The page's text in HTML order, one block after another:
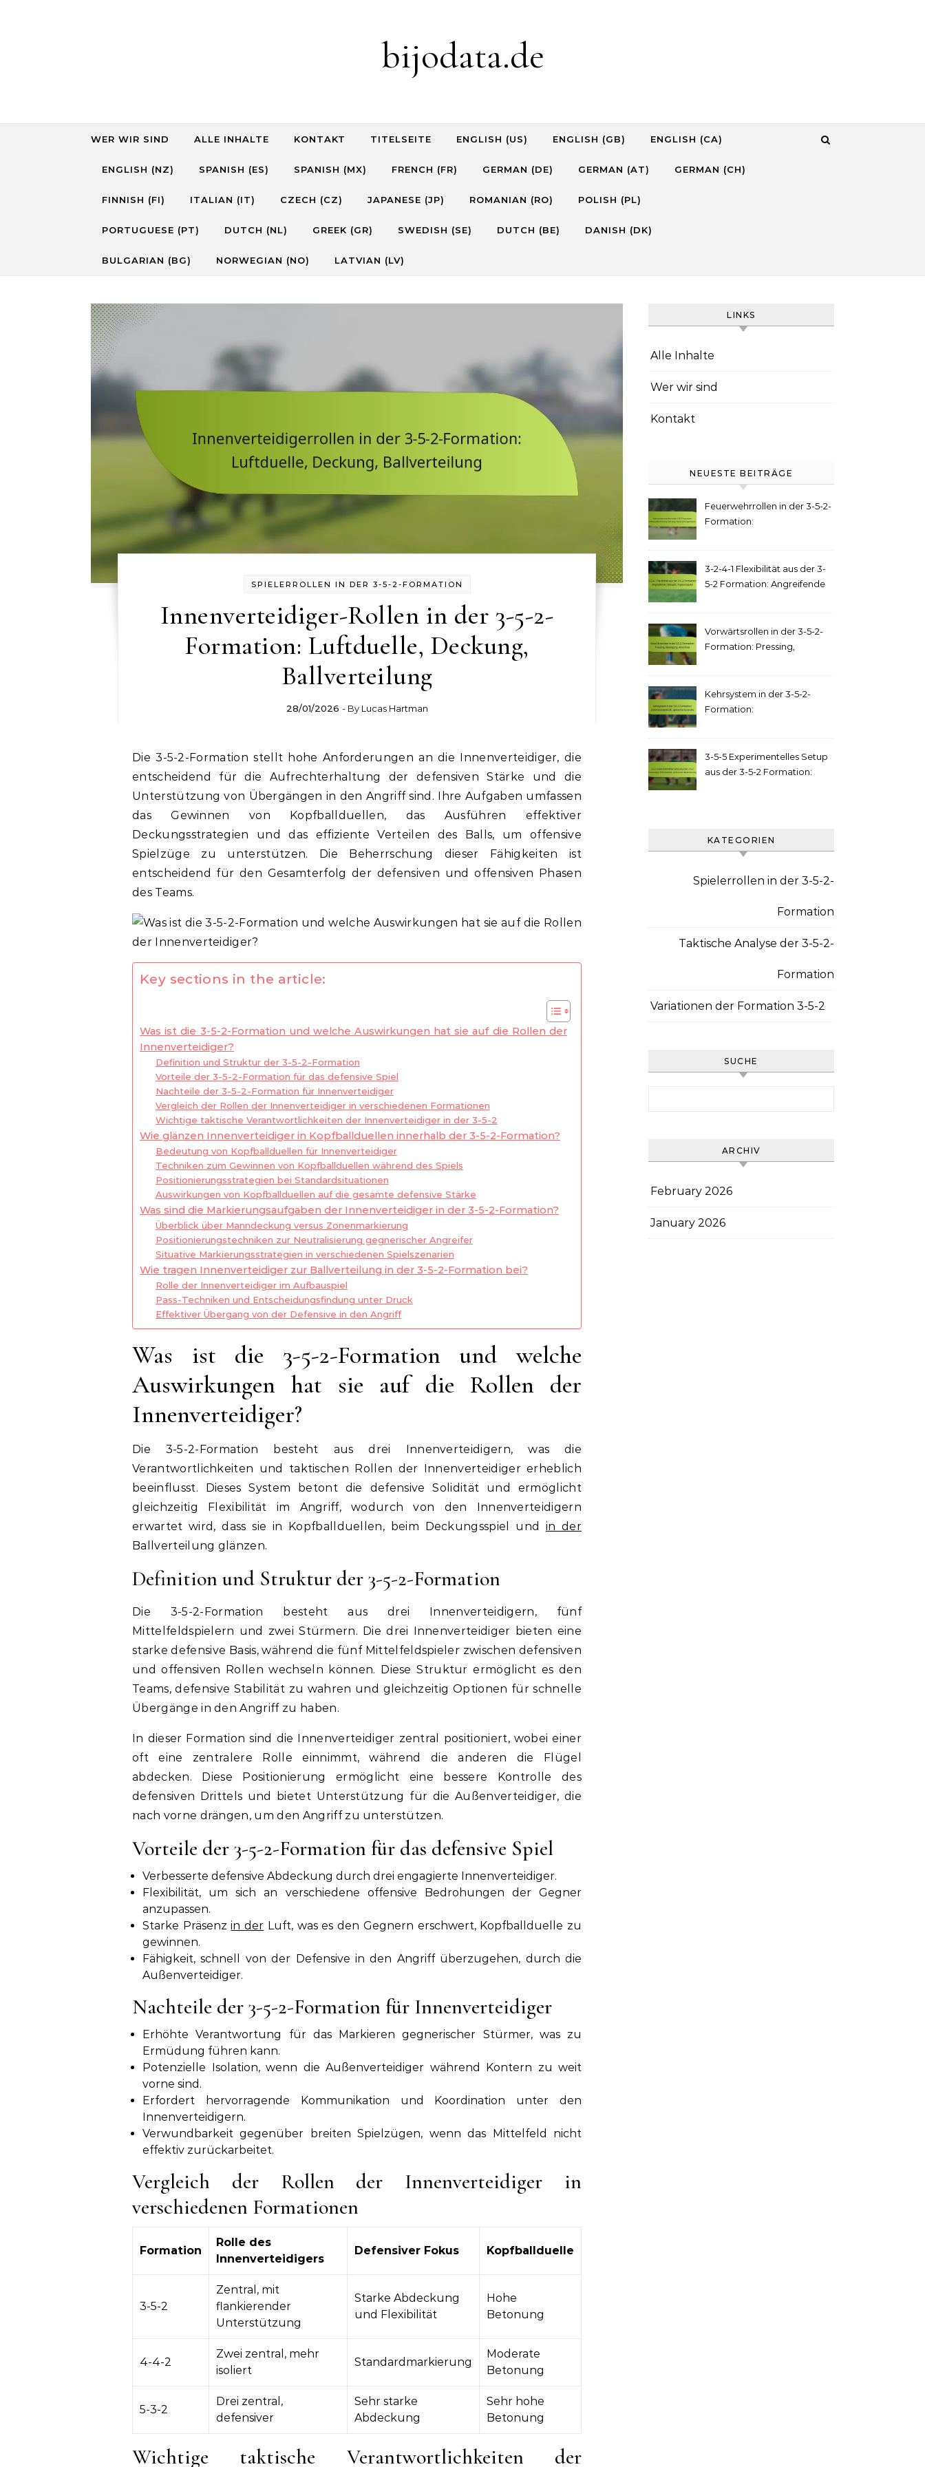
bijodata.de
WER WIR SIND ALLE INHALTE KONTAKT TITELSEITE ENGLISH (US) ENGLISH (GB) ENGLISH (CA)
ENGLISH (NZ) SPANISH (ES) SPANISH (MX) FRENCH (FR) GERMAN (DE) GERMAN (AT) GERMAN (CH)
FINNISH (FI) ITALIAN (IT) CZECH (CZ) JAPANESE (JP) ROMANIAN (RO) POLISH (PL)
PORTUGUESE (PT) DUTCH (NL) GREEK (GR) SWEDISH (SE) DUTCH (BE) DANISH (DK)
BULGARIAN (BG) NORWEGIAN (NO) LATVIAN (LV)
SPIELERROLLEN IN DER 3-5-2-FORMATION
Innenverteidiger-Rollen in der 3-5-2-
Formation: Luftduelle, Deckung,
Ballverteilung
28/01/2026 - By Lucas Hartman
Die 3-5-2-Formation stellt hohe Anforderungen an die Innenverteidiger, die
entscheidend für die Aufrechterhaltung der defensiven Stärke und die
Unterstützung von Übergängen in den Angriff sind. Ihre Aufgaben umfassen
das Gewinnen von Kopfballduellen, das Ausführen effektiver
Deckungsstrategien und das effiziente Verteilen des Balls, um offensive
Spielzüge zu unterstützen. Die Beherrschung dieser Fähigkeiten ist
entscheidend für den Gesamterfolg der defensiven und offensiven Phasen
des Teams.
Key sections in the article:
Was ist die 3-5-2-Formation und welche Auswirkungen hat sie auf die Rollen der
Innenverteidiger?
Definition und Struktur der 3-5-2-Formation
Vorteile der 3-5-2-Formation für das defensive Spiel
Nachteile der 3-5-2-Formation für Innenverteidiger
Vergleich der Rollen der Innenverteidiger in verschiedenen Formationen
Wichtige taktische Verantwortlichkeiten der Innenverteidiger in der 3-5-2
Wie glänzen Innenverteidiger in Kopfballduellen innerhalb der 3-5-2-Formation?
Bedeutung von Kopfballduellen für Innenverteidiger
Techniken zum Gewinnen von Kopfballduellen während des Spiels
Positionierungsstrategien bei Standardsituationen
Auswirkungen von Kopfballduellen auf die gesamte defensive Stärke
Was sind die Markierungsaufgaben der Innenverteidiger in der 3-5-2-Formation?
Überblick über Manndeckung versus Zonenmarkierung
Positionierungstechniken zur Neutralisierung gegnerischer Angreifer
Situative Markierungsstrategien in verschiedenen Spielszenarien
Wie tragen Innenverteidiger zur Ballverteilung in der 3-5-2-Formation bei?
Rolle der Innenverteidiger im Aufbauspiel
Pass-Techniken und Entscheidungsfindung unter Druck
Effektiver Übergang von der Defensive in den Angriff
Was ist die 3-5-2-Formation und welche
Auswirkungen hat sie auf die Rollen der
Innenverteidiger?
Die 3-5-2-Formation besteht aus drei Innenverteidigern, was die
Verantwortlichkeiten und taktischen Rollen der Innenverteidiger erheblich
beeinflusst. Dieses System betont die defensive Solidität und ermöglicht
gleichzeitig Flexibilität im Angriff, wodurch von den Innenverteidigern
erwartet wird, dass sie in Kopfballduellen, beim Deckungsspiel und in der
Ballverteilung glänzen.
Definition und Struktur der 3-5-2-Formation
Die 3-5-2-Formation besteht aus drei Innenverteidigern, fünf
Mittelfeldspielern und zwei Stürmern. Die drei Innenverteidiger bieten eine
starke defensive Basis, während die fünf Mittelfeldspieler zwischen defensiven
und offensiven Rollen wechseln können. Diese Struktur ermöglicht es den
Teams, defensive Stabilität zu wahren und gleichzeitig Optionen für schnelle
Übergänge in den Angriff zu haben.
In dieser Formation sind die Innenverteidiger zentral positioniert, wobei einer
oft eine zentralere Rolle einnimmt, während die anderen die Flügel
abdecken. Diese Positionierung ermöglicht eine bessere Kontrolle des
defensiven Drittels und bietet Unterstützung für die Außenverteidiger, die
nach vorne drängen, um den Angriff zu unterstützen.
Vorteile der 3-5-2-Formation für das defensive Spiel
Verbesserte defensive Abdeckung durch drei engagierte Innenverteidiger.
Flexibilität, um sich an verschiedene offensive Bedrohungen der Gegner
anzupassen.
Starke Präsenzin der Luft, was es den Gegnern erschwert, Kopfballduelle zu
gewinnen.
Fähigkeit, schnell von der Defensive in den Angriff überzugehen, durch die
Außenverteidiger.
Nachteile der 3-5-2-Formation für Innenverteidiger
Erhöhte Verantwortung für das Markieren gegnerischer Stürmer, was zu
Ermüdung führen kann.
Potenzielle Isolation, wenn die Außenverteidiger während Kontern zu weit
vorne sind.
Erfordert hervorragende Kommunikation und Koordination unter den
Innenverteidigern.
Verwundbarkeit gegenüber breiten Spielzügen, wenn das Mittelfeld nicht
effektiv zurückarbeitet.
Vergleich der Rollen der Innenverteidiger in
verschiedenen Formationen
Formation
Rolle des
Innenverteidigers
Defensiver Fokus Kopfballduelle
3-5-2
Zentral, mit
flankierender
Unterstützung
Starke Abdeckung
und Flexibilität
Hohe
Betonung
4-4-2
Zwei zentral, mehr
isoliert
Standardmarkierung
Moderate
Betonung
5-3-2
Drei zentral,
defensiver
Sehr starke
Abdeckung
Sehr hohe
Betonung
Wichtige taktische Verantwortlichkeiten der
LINKS
Alle Inhalte
Wer wir sind
Kontakt
NEUESTE BEITRÄGE
Feuerwehrrollen in der 3-5-2-
Formation:
Organisation
3-2-4-1 Flexibilität aus der 3-
5-2 Formation: Angreifende
Vorwärtsrollen in der 3-5-2-
Formation: Pressing,
Kehrsystem in der 3-5-2-
Formation:
3-5-5 Experimentelles Setup
aus der 3-5-2 Formation:
KATEGORIEN
Spielerrollen in der 3-5-2-
Formation
Taktische Analyse der 3-5-2-
Formation
Variationen der Formation 3-5-2
SUCHE
ARCHIV
February 2026
January 2026